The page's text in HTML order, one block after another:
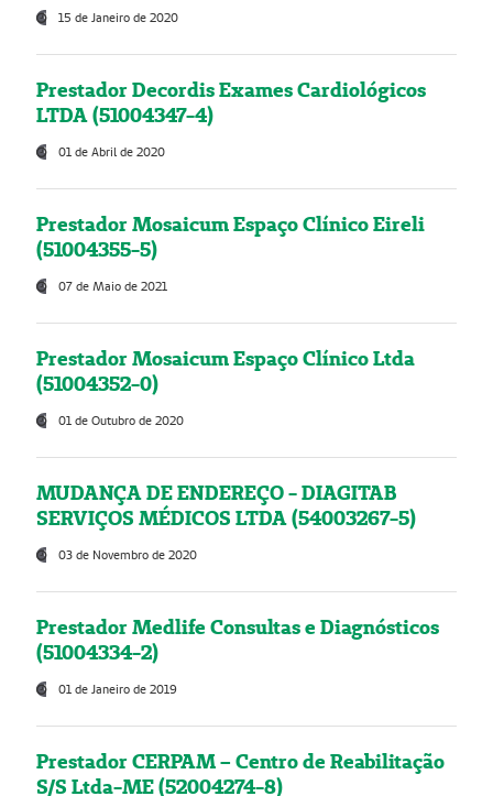
15 de Janeiro de 2020
Prestador Decordis Exames Cardiológicos
LTDA (51004347-4)
01 de Abril de 2020
Prestador Mosaicum Espaço Clínico Eireli
(51004355-5)
07 de Maio de 2021
Prestador Mosaicum Espaço Clínico Ltda
(51004352-0)
01 de Outubro de 2020
MUDANÇA DE ENDEREÇO - DIAGITAB
SERVIÇOS MÉDICOS LTDA (54003267-5)
03 de Novembro de 2020
Prestador Medlife Consultas e Diagnósticos
(51004334-2)
01 de Janeiro de 2019
Prestador CERPAM – Centro de Reabilitação
S/S Ltda-ME (52004274-8)